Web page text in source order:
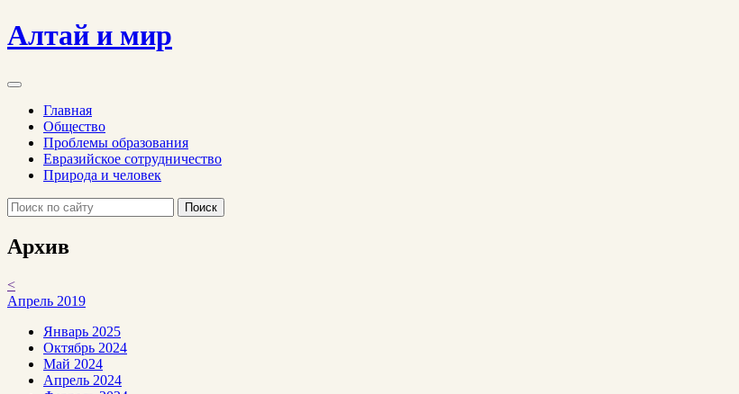
Алтай и мир
Главная
Общество
Проблемы образования
Евразийское сотрудничество
Природа и человек
Поиск
Архив
<
Апрель 2019
Январь 2025
Октябрь 2024
Май 2024
Апрель 2024